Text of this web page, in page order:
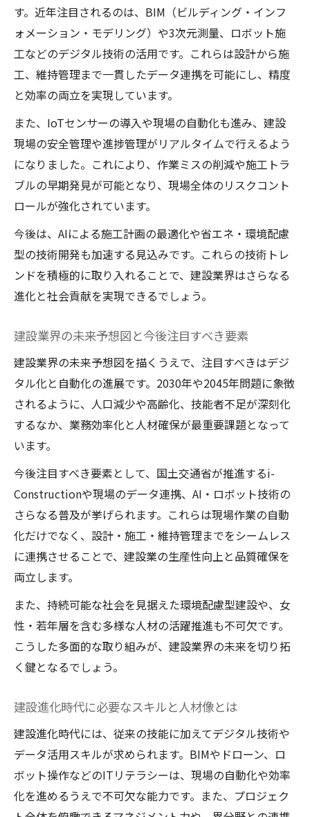
す。近年注目されるのは、BIM（ビルディング・インフ
ォメーション・モデリング）や3次元測量、ロボット施
工などのデジタル技術の活用です。これらは設計から施
工、維持管理まで一貫したデータ連携を可能にし、精度
と効率の両立を実現しています。
また、IoTセンサーの導入や現場の自動化も進み、建設
現場の安全管理や進捗管理がリアルタイムで行えるよう
になりました。これにより、作業ミスの削減や施工トラ
ブルの早期発見が可能となり、現場全体のリスクコント
ロールが強化されています。
今後は、AIによる施工計画の最適化や省エネ・環境配慮
型の技術開発も加速する見込みです。これらの技術トレ
ンドを積極的に取り入れることで、建設業界はさらなる
進化と社会貢献を実現できるでしょう。
建設業界の未来予想図と今後注目すべき要素
建設業界の未来予想図を描くうえで、注目すべきはデジ
タル化と自動化の進展です。2030年や2045年問題に象徴
されるように、人口減少や高齢化、技能者不足が深刻化
するなか、業務効率化と人材確保が最重要課題となって
います。
今後注目すべき要素として、国土交通省が推進するi-
Constructionや現場のデータ連携、AI・ロボット技術の
さらなる普及が挙げられます。これらは現場作業の自動
化だけでなく、設計・施工・維持管理までをシームレス
に連携させることで、建設業の生産性向上と品質確保を
両立します。
また、持続可能な社会を見据えた環境配慮型建設や、女
性・若年層を含む多様な人材の活躍推進も不可欠です。
こうした多面的な取り組みが、建設業界の未来を切り拓
く鍵となるでしょう。
建設進化時代に必要なスキルと人材像とは
建設進化時代には、従来の技能に加えてデジタル技術や
データ活用スキルが求められます。BIMやドローン、ロ
ボット操作などのITリテラシーは、現場の自動化や効率
化を進めるうえで不可欠な能力です。また、プロジェク